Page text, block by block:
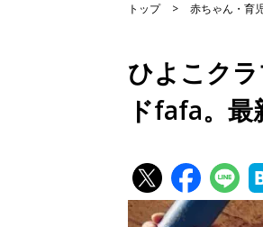
トップ 赤ちゃん・育
ひよこク
ドfafa。最